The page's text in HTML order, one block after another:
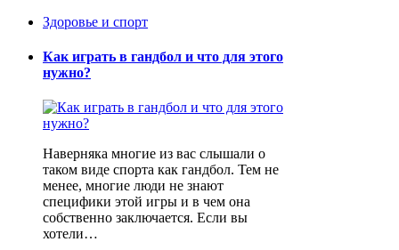
Здоровье и спорт
Как играть в гандбол и что для этого
нужно?
Наверняка многие из вас слышали о
таком виде спорта как гандбол. Тем не
менее, многие люди не знают
специфики этой игры и в чем она
собственно заключается. Если вы
хотели…